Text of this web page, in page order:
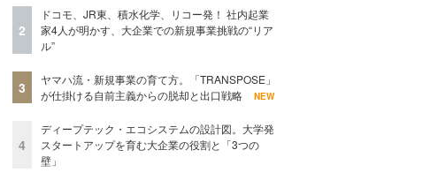
2
ドコモ、JR東、積水化学、リコー発！ 社内起業
家4人が明かす、大企業での新規事業挑戦の“リア
ル”
3
ヤマハ流・新規事業の育て方。「TRANSPOSE」
が仕掛ける自前主義からの脱却と出口戦略
NEW
4
ディープテック・エコシステムの設計図。大学発
スタートアップを育む大企業の役割と「3つの
壁」